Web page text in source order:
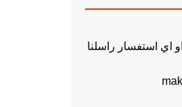
اي استفسار راسلنا